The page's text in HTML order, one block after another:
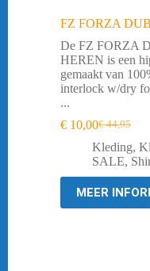
FZ FORZA
De FZ FORZA
HEREN is een
gemaakt van
interlock w/dry
...
€44,95
prijs
was:
€ 10,00Huidige
prijs
is:
Kleding,
SALE,
MEER